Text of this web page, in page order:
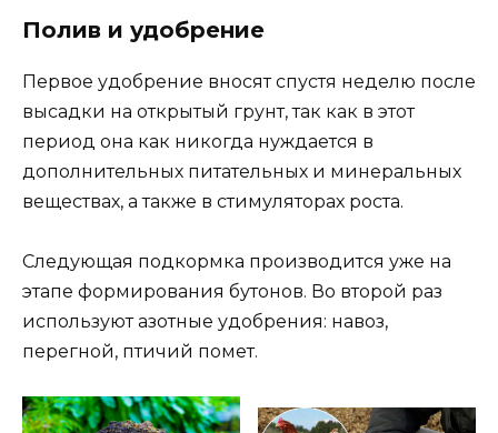
Полив и удобрение
Первое удобрение вносят спустя неделю после
высадки на открытый грунт, так как в этот
период она как никогда нуждается в
дополнительных питательных и минеральных
веществах, а также в стимуляторах роста.
Следующая подкормка производится уже на
этапе формирования бутонов. Во второй раз
используют азотные удобрения: навоз,
перегной, птичий помет.